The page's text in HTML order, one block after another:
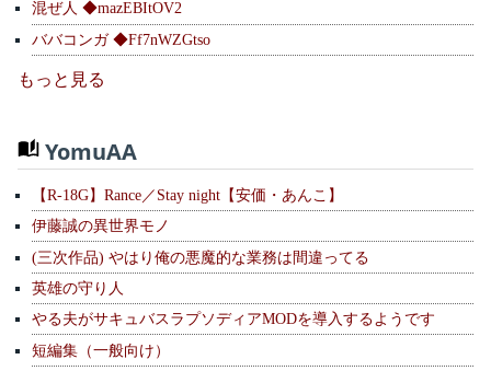
混ぜ人 ◆mazEBItOV2
ババコンガ ◆Ff7nWZGtso
もっと見る
YomuAA
【R-18G】Rance／Stay night【安価・あんこ】
伊藤誠の異世界モノ
(三次作品) やはり俺の悪魔的な業務は間違ってる
英雄の守り人
やる夫がサキュバスラプソディアMODを導入するようです
短編集（一般向け）